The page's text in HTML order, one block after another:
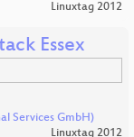
Linuxtag 2012
Essex
Services GmbH)
Linuxtag 2012